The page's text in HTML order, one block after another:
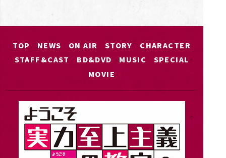
TOP NEWS ON AIR STORY
CHARACTER
STAFF&CAST
BD&DVD MUSIC
SPECIAL
MOVIE